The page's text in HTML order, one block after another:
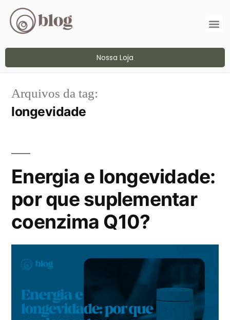
Nossa Loja
Arquivos da tag:
longevidade
Energia e longevidade:
por que suplementar
coenzima Q10?